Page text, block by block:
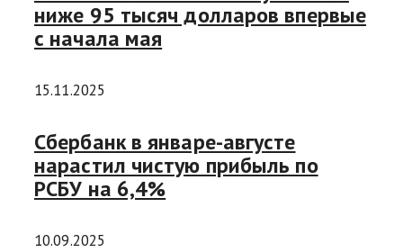
ниже 95 тысяч долларов впервые
с начала мая
15.11.2025
Сбербанк в январе-августе
нарастил чистую прибыль по
РСБУ на 6,4%
10.09.2025